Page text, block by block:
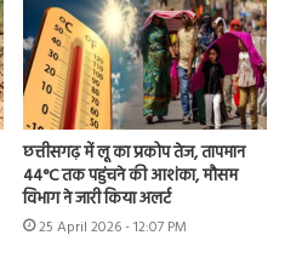
छत्तीसगढ़ में लू का प्रकोप तेज, तापमान
44°C तक पहुंचने की आशंका, मौसम
विभाग ने जारी किया अलर्ट
25 April 2026 - 12:07 PM